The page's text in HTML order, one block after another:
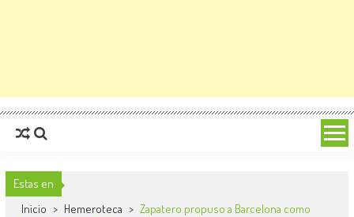
Estas en
Inicio > Hemeroteca > Zapatero propuso a Barcelona como